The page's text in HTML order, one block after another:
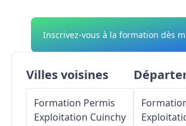
Inscrivez-vous à la formation dès
Villes voisines
Formation Permis
Exploitation Cuinchy